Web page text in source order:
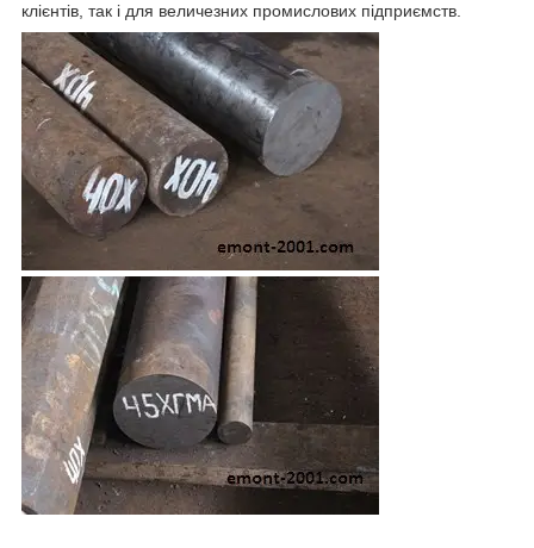
клієнтів, так і для величезних промислових підприємств.